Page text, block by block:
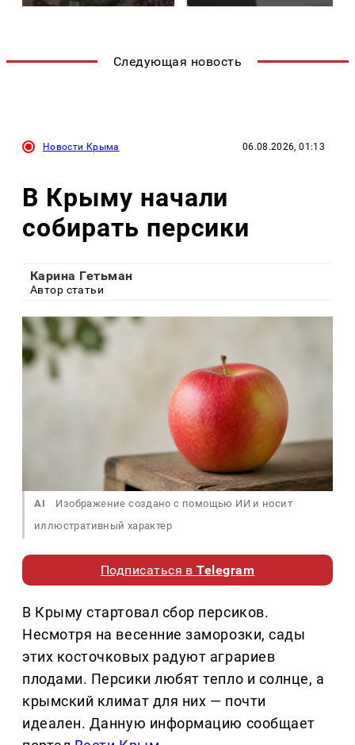
Следующая новость
Новости Крыма 06.08.2026, 01:13
В Крыму начали
собирать персики
Карина Гетьман
Автор статьи
AI
Изображение создано с помощью ИИ и носит
иллюстративный характер
Подписаться вTelegram
В Крыму стартовал сбор персиков.
Несмотря на весенние заморозки, сады
этих косточковых радуют аграриев
плодами. Персики любят тепло и солнце, а
крымский климат для них — почти
идеален. Данную информацию сообщает